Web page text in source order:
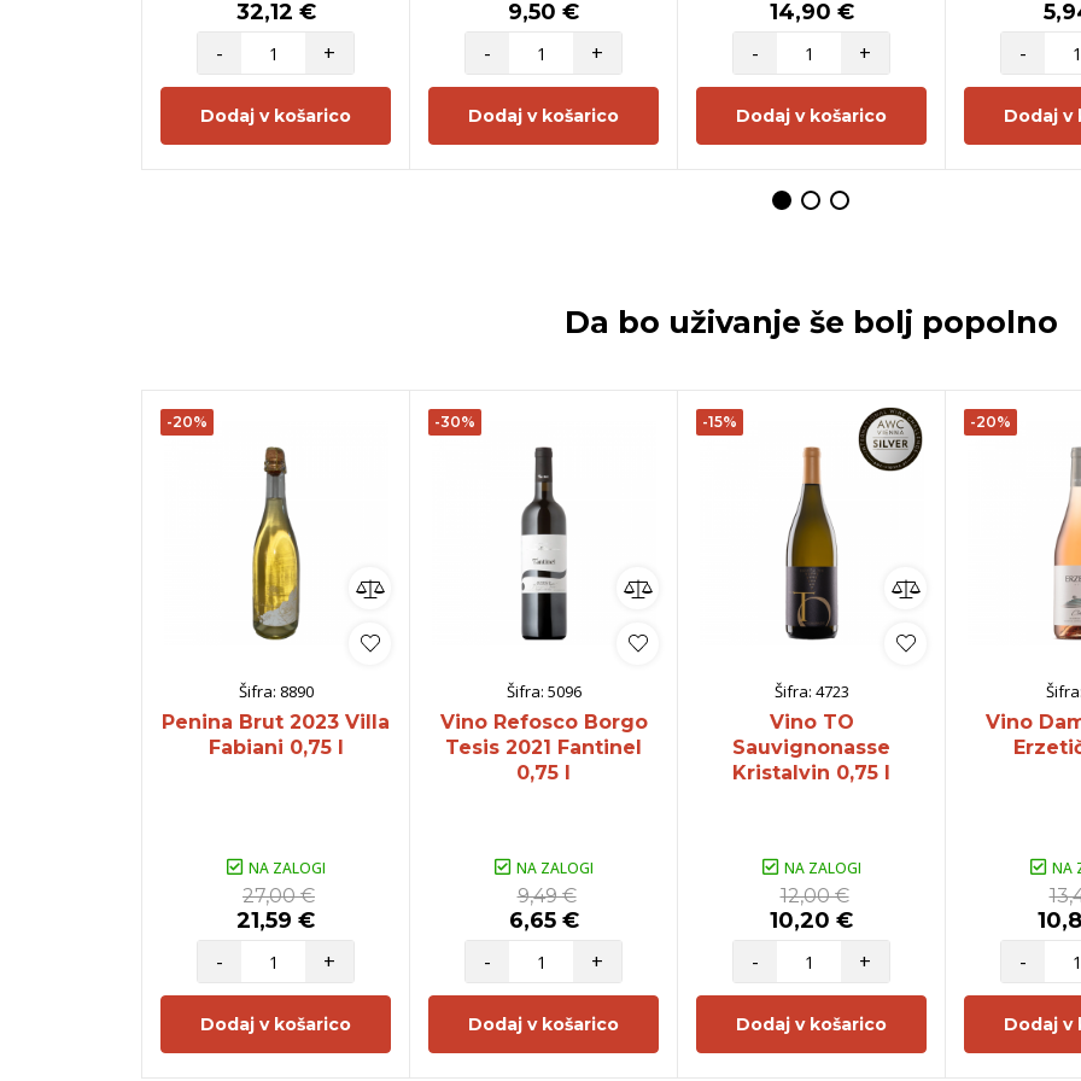
32,12 €
-
+
Dodaj v košarico
9,50 €
-
+
Dodaj v košarico
14,90 €
-
+
Dodaj v košarico
-
Dodaj v
Da bo uživanje še bolj popolno
-20%
Šifra: 8890
Penina Brut 2023 Villa
Fabiani 0,75 l
NA ZALOGI
27,00 €
21,59 €
-
+
Dodaj v košarico
-30%
Šifra: 5096
Vino Refosco Borgo
Tesis 2021 Fantinel
0,75 l
NA ZALOGI
9,49 €
6,65 €
-
+
Dodaj v košarico
-15%
Šifra: 4723
Vino TO
Sauvignonasse
Kristalvin 0,75 l
NA ZALOGI
12,00 €
10,20 €
-
+
Dodaj v košarico
-20%
Šifra:
Vino
NA
-
Dodaj v